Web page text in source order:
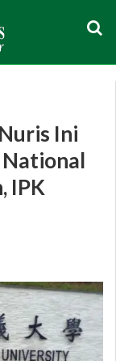
Ini
National
IPK